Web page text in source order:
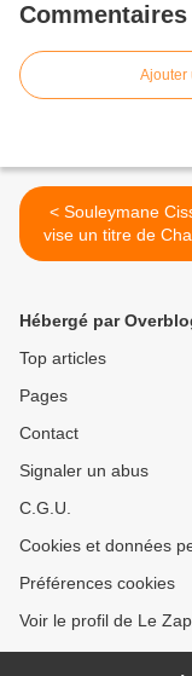
Commentaires
Ajouter
< Souleymane Cissokho
vise un titre de
de France en
Hébergé par
Top articles
Pages
Contact
Signaler un abus
C.G.U.
Cookies et données
Préférences cookies
Voir le profil de Le